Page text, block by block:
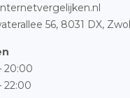
56, 8031 DX,
20:00
22:00